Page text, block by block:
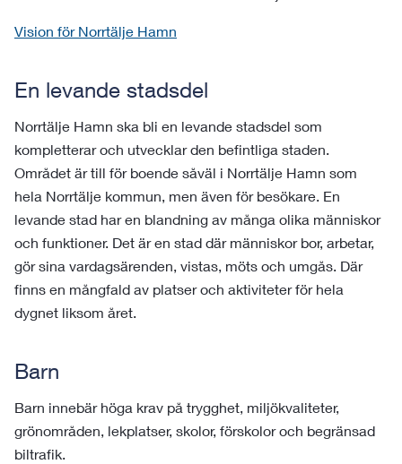
Vision för Norrtälje Hamn
En levande stadsdel
Norrtälje Hamn ska bli en levande stadsdel som
kompletterar och utvecklar den befintliga staden.
Området är till för boende såväl i Norrtälje Hamn som
hela Norrtälje kommun, men även för besökare. En
levande stad har en blandning av många olika människor
och funktioner. Det är en stad där människor bor, arbetar,
gör sina vardagsärenden, vistas, möts och umgås. Där
finns en mångfald av platser och aktiviteter för hela
dygnet liksom året.
Barn
Barn innebär höga krav på trygghet, miljökvaliteter,
grönområden, lekplatser, skolor, förskolor och begränsad
biltrafik.